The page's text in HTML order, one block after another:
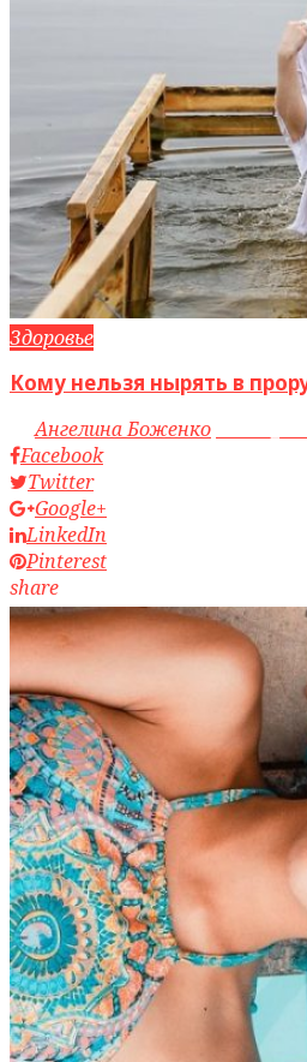
Здоровье
Кому нельзя нырять в
byАнгелина Боженко
Facebook
Twitter
Google+
LinkedIn
Pinterest
share